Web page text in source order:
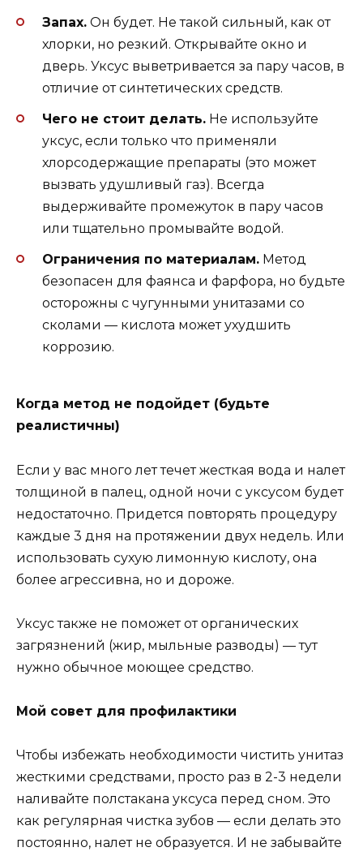
Запах. Он будет. Не такой сильный, как от
хлорки, но резкий. Открывайте окно и
дверь. Уксус выветривается за пару часов, в
отличие от синтетических средств.
Чего не стоит делать. Не используйте
уксус, если только что применяли
хлорсодержащие препараты (это может
вызвать удушливый газ). Всегда
выдерживайте промежуток в пару часов
или тщательно промывайте водой.
Ограничения по материалам. Метод
безопасен для фаянса и фарфора, но будьте
осторожны с чугунными унитазами со
сколами — кислота может ухудшить
коррозию.
Когда метод не подойдет (будьте
реалистичны)
Если у вас много лет течет жесткая вода и налет
толщиной в палец, одной ночи с уксусом будет
недостаточно. Придется повторять процедуру
каждые 3 дня на протяжении двух недель. Или
использовать сухую лимонную кислоту, она
более агрессивна, но и дороже.
Уксус также не поможет от органических
загрязнений (жир, мыльные разводы) — тут
нужно обычное моющее средство.
Мой совет для профилактики
Чтобы избежать необходимости чистить унитаз
жесткими средствами, просто раз в 2-3 недели
наливайте полстакана уксуса перед сном. Это
как регулярная чистка зубов — если делать это
постоянно, налет не образуется. И не забывайте